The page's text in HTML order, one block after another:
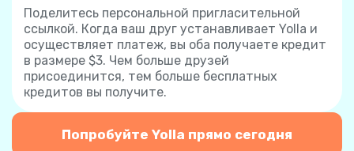
Поделитесь персональной пригласительной
ссылкой. Когда ваш друг устанавливает Yolla и
осуществляет платеж, вы оба получаете кредит
в размере $3. Чем больше друзей
присоединится, тем больше бесплатных
кредитов вы получите.
Попробуйте Yolla прямо сегодня